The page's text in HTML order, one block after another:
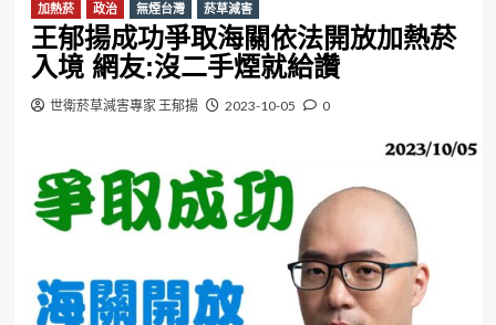
加熱菸 政治 無煙台灣 菸草減害
王郁揚成功爭取海關依法開放加熱菸
入境 網友:沒二手煙就給讚
世衛菸草減害專家 王郁揚 2023-10-05 0